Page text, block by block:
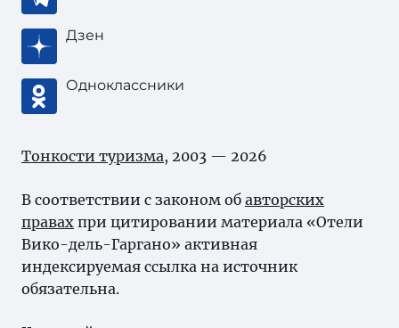
Дзен
Одноклассники
Тонкости туризма, 2003 — 2026
В соответствии с законом об авторских
правах при цитировании материала «Отели
Вико-дель-Гаргано» активная
индексируемая ссылка на источник
обязательна.